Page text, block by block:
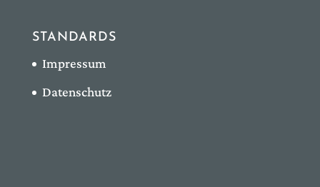
STANDARDS
Impressum
Datenschutz